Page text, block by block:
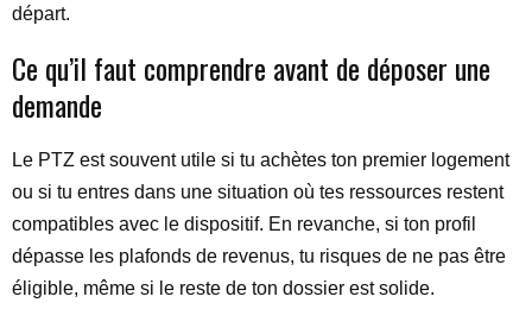
départ.
Ce qu’il faut comprendre avant de déposer une
demande
Le PTZ est souvent utile si tu achètes ton premier logement
ou si tu entres dans une situation où tes ressources restent
compatibles avec le dispositif. En revanche, si ton profil
dépasse les plafonds de revenus, tu risques de ne pas être
éligible, même si le reste de ton dossier est solide.